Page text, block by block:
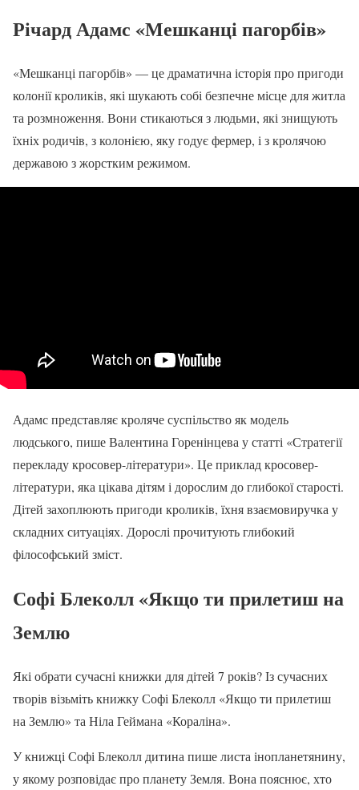
Річард Адамс «Мешканці пагорбів»
«Мешканці пагорбів» — це драматична історія про пригоди
колонії кроликів, які шукають собі безпечне місце для житла
та розмноження. Вони стикаються з людьми, які знищують
їхніх родичів, з колонією, яку годує фермер, і з кролячою
державою з жорстким режимом.
Адамс представляє кроляче суспільство як модель
людського, пише Валентина Горенінцева у статті «Стратегії
перекладу кросовер-літератури». Це приклад кросовер-
літератури, яка цікава дітям і дорослим до глибокої старості.
Дітей захоплюють пригоди кроликів, їхня взаємовиручка у
складних ситуаціях. Дорослі прочитують глибокий
філософський зміст.
Софі Блеколл «Якщо ти прилетиш на
Землю
Які обрати сучасні книжки для дітей 7 років? Із сучасних
творів візьміть книжку Софі Блеколл «Якщо ти прилетиш
на Землю» та Ніла Геймана «Кораліна».
У книжці Софі Блеколл дитина пише листа інопланетянину,
у якому розповідає про планету Земля. Вона пояснює, хто